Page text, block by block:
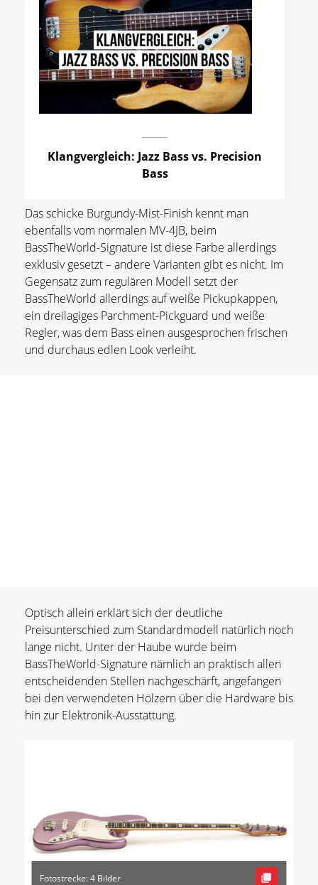
Klangvergleich: Jazz Bass vs. Precision
Bass
Das schicke Burgundy-Mist-Finish kennt man
ebenfalls vom normalen MV-4JB, beim
BassTheWorld-Signature ist diese Farbe allerdings
exklusiv gesetzt – andere Varianten gibt es nicht. Im
Gegensatz zum regulären Modell setzt der
BassTheWorld allerdings auf weiße Pickupkappen,
ein dreilagiges Parchment-Pickguard und weiße
Regler, was dem Bass einen ausgesprochen frischen
und durchaus edlen Look verleiht.
Optisch allein erklärt sich der deutliche
Preisunterschied zum Standardmodell natürlich noch
lange nicht. Unter der Haube wurde beim
BassTheWorld-Signature nämlich an praktisch allen
entscheidenden Stellen nachgeschärft, angefangen
bei den verwendeten Hölzern über die Hardware bis
hin zur Elektronik-Ausstattung.
Fotostrecke: 4 Bilder